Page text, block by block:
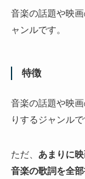
音楽の話題や映
ャンルです。
特徴
音楽の話題や映
りするジャンルで
ただ、 あまりに
音楽の歌詞を全